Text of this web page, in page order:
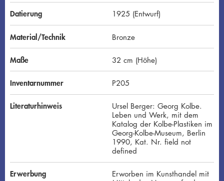
N
D
Datierung 1925 (Entwurf)
Material/Technik Bronze
Maße 32 cm (Höhe)
Inventarnummer P205
Literaturhinweis
Ursel Berger: Georg Kolbe.
Leben und Werk, mit dem
Katalog der Kolbe-Plastiken im
Georg-Kolbe-Museum, Berlin
1990, Kat. Nr. field not
defined
Erwerbung
Erworben im Kunsthandel mit